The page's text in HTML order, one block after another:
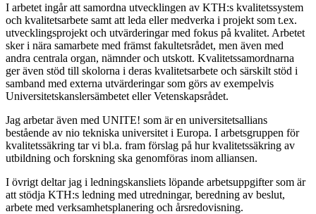
I arbetet ingår att samordna utvecklingen av KTH:s kvalitetssystem
och kvalitetsarbete samt att leda eller medverka i projekt som t.ex.
utvecklingsprojekt och utvärderingar med fokus på kvalitet. Arbetet
sker i nära samarbete med främst fakultetsrådet, men även med
andra centrala organ, nämnder och utskott. Kvalitetssamordnarna
ger även stöd till skolorna i deras kvalitetsarbete och särskilt stöd i
samband med externa utvärderingar som görs av exempelvis
Universitetskanslersämbetet eller Vetenskapsrådet.
Jag arbetar även med UNITE! som är en universitetsallians
bestående av nio tekniska universitet i Europa. I arbetsgruppen för
kvalitetssäkring tar vi bl.a. fram förslag på hur kvalitetssäkring av
utbildning och forskning ska genomföras inom alliansen.
I övrigt deltar jag i ledningskansliets löpande arbetsuppgifter som är
att stödja KTH:s ledning med utredningar, beredning av beslut,
arbete med verksamhetsplanering och årsredovisning.